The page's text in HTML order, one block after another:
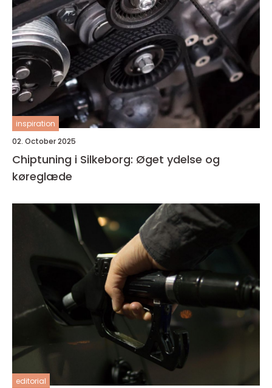
inspiration
02. October 2025
Chiptuning i Silkeborg: Øget ydelse og
køreglæde
editorial